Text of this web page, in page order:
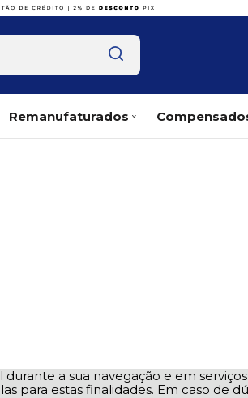
a sua navegação e em
para estas finalidades. Em caso de
Remanufaturados